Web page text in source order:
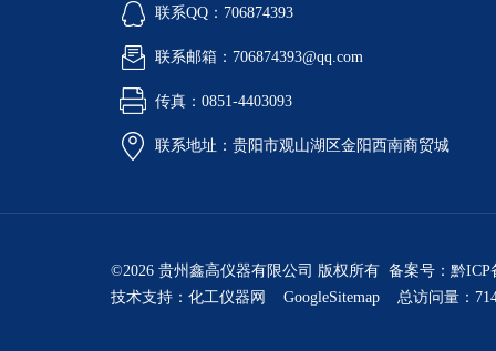
联系QQ：706874393
联系邮箱：706874393@qq.com
传真：0851-4403093
联系地址：贵阳市观山湖区金阳西南商贸城
©2026 贵州鑫高仪器有限公司 版权所有 备案号： 黔ICP
技术支持： 化工仪器网 GoogleSitemap 总访问量：